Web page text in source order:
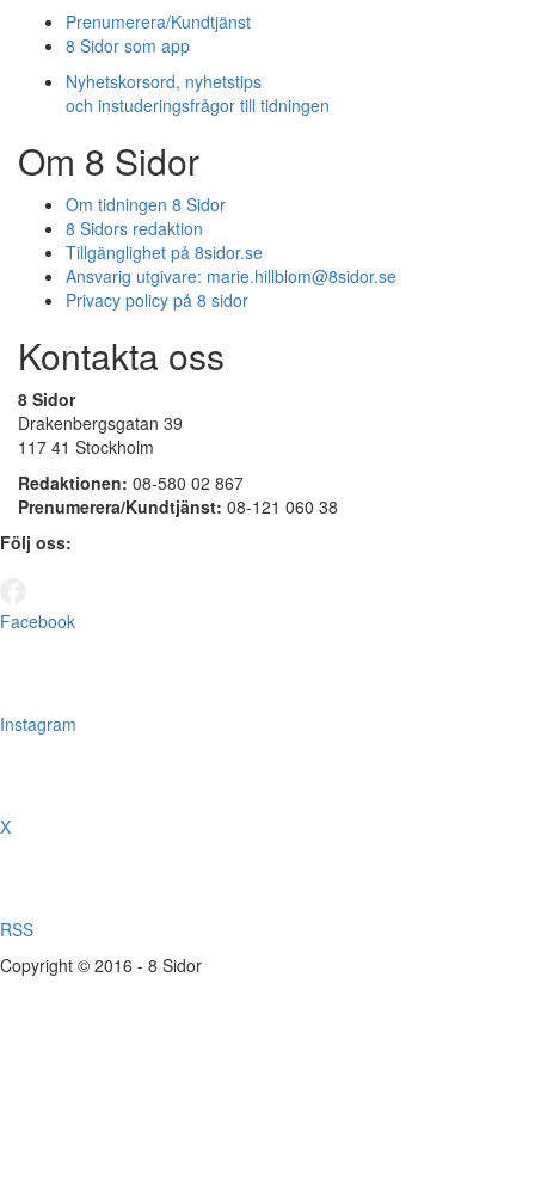
Prenumerera/Kundtjänst
8 Sidor som app
Nyhetskorsord, nyhetstips
och instuderingsfrågor till tidningen
Om 8 Sidor
Om tidningen 8 Sidor
8 Sidors redaktion
Tillgänglighet på 8sidor.se
Ansvarig utgivare: marie.hillblom@8sidor.se
Privacy policy på 8 sidor
Kontakta oss
8 Sidor
Drakenbergsgatan 39
117 41 Stockholm
Redaktionen: 08-580 02 867
Prenumerera/Kundtjänst: 08-121 060 38
Följ oss:
Facebook
Instagram
X
RSS
Copyright © 2016 - 8 Sidor